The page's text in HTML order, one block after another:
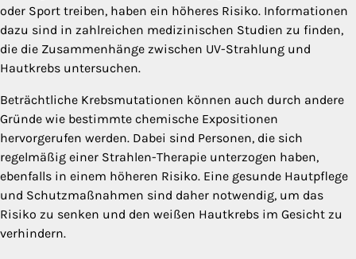
oder Sport treiben, haben ein höheres Risiko. Informationen
dazu sind in zahlreichen medizinischen Studien zu finden,
die die Zusammenhänge zwischen UV-Strahlung und
Hautkrebs untersuchen.
Beträchtliche Krebsmutationen können auch durch andere
Gründe wie bestimmte chemische Expositionen
hervorgerufen werden. Dabei sind Personen, die sich
regelmäßig einer Strahlen-Therapie unterzogen haben,
ebenfalls in einem höheren Risiko. Eine gesunde Hautpflege
und Schutzmaßnahmen sind daher notwendig, um das
Risiko zu senken und den weißen Hautkrebs im Gesicht zu
verhindern.